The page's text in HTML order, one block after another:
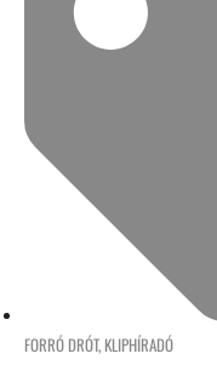
FORRÓ DRÓT, KLIPHÍRADÓ